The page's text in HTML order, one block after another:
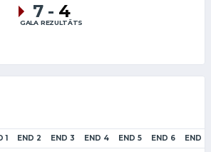
7 - 4
GALA REZULTĀTS
1 END 2 END 3 END 4 END 5 END 6 END 7